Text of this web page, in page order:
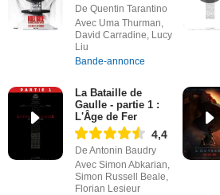
De Quentin Tarantino
Avec Uma Thurman,
David Carradine, Lucy
Liu
Bande-annonce
La Bataille de
Gaulle - partie 1 :
L'Âge de Fer
4,4
De Antonin Baudry
Avec Simon Abkarian,
Simon Russell Beale,
Florian Lesieur